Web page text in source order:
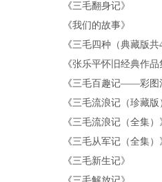
《三毛翻身记》
《我们的故事》
《三毛四种（典藏版共
《张乐平怀旧经典作品
《三毛百趣记——彩图
《三毛流浪记（珍藏版
《三毛流浪记（全集）
《三毛从军记（全集）
《三毛新生记》